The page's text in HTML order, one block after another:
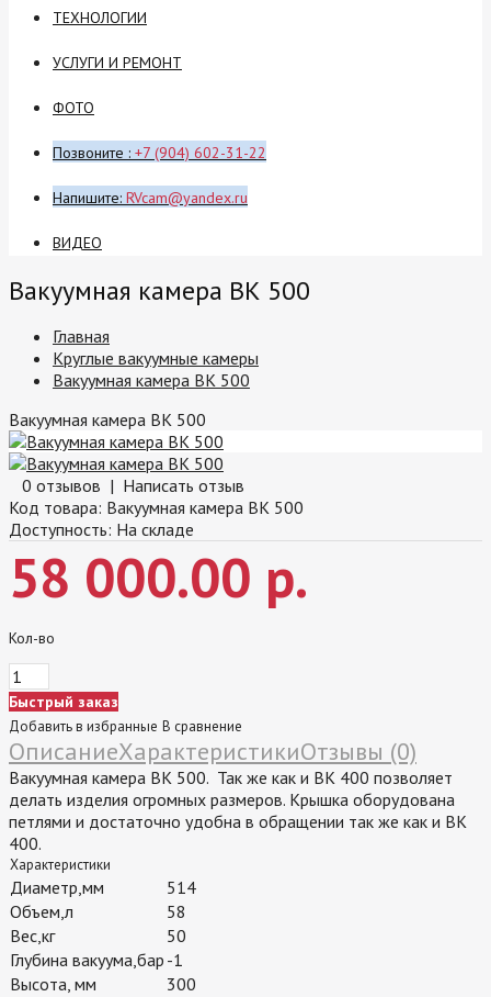
ТЕХНОЛОГИИ
УСЛУГИ И РЕМОНТ
ФОТО
Позвоните : +7 (904) 602-31-22
Напишите: RVcam@yandex.ru
ВИДЕО
Вакуумная камера ВК 500
Главная
Круглые вакуумные камеры
Вакуумная камера ВК 500
Вакуумная камера ВК 500
0 отзывов | Написать отзыв
Код товара: Вакуумная камера ВК 500
Доступность: На складе
58 000.00 р.
Кол-во
Быстрый заказ
Добавить в избранные В сравнение
ОписаниеХарактеристикиОтзывы (0)
Вакуумная камера ВК 500. Так же как и ВК 400 позволяет
делать изделия огромных размеров. Крышка оборудована
петлями и достаточно удобна в обращении так же как и ВК
400.
Характеристики
Диаметр,мм
514
Объем,л
58
Вес,кг
50
Глубина вакуума,бар -1
Высота, мм
300